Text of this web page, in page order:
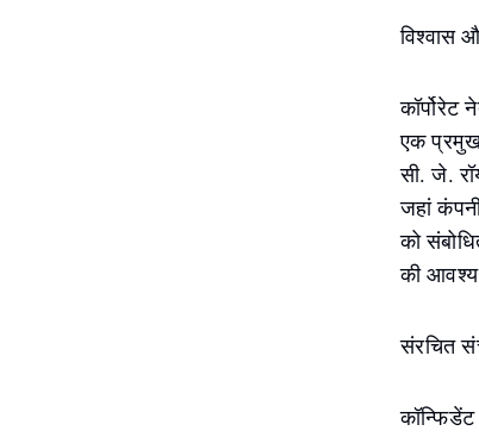
विश्वास
एक प्रमुख
सी. जे.
जहां
को
की
संरचित